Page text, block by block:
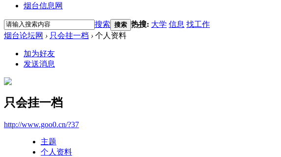
烟台信息网
搜索 搜索 热搜: 大学 信息 找工作
烟台论坛网 › 只会挂一档 › 个人资料
加为好友
发送消息
只会挂一档
http://www.goo0.cn/?37
主题
个人资料